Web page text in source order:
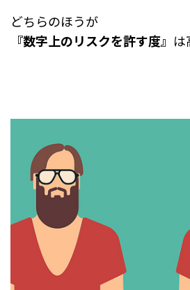
どちらのほうが
『数字上のリスクを許す度』 は